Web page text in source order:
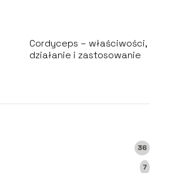
Cordyceps – właściwości,
działanie i zastosowanie
36
7